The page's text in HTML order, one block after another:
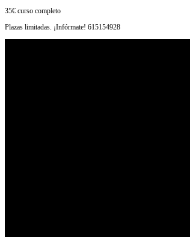
35€ curso completo
Plazas limitadas. ¡Infórmate! 615154928